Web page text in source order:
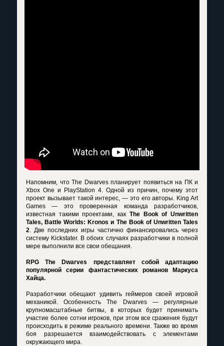
Напомним, что The Dwarves планирует появиться на ПК и
Xbox One и PlayStation 4. Одной из причин, почему этот
проект вызывает такой интерес, — это его авторы. King Art
Games — это проверенная команда разработчиков,
известная такими проектами, как The Book of Unwritten
Tales, Battle Worlds: Kronos и The Book of Unwritten Tales
2. Две последних игры частично финансировались через
систему Kickstater. В обоих случаях разработчики в полной
мере выполнили все свои обещания.
RPG The Dwarves представляет собой адаптацию
популярной серии фантастических романов Маркуса
Хайца.
Разработчики обещают удивить геймеров своей игровой
механикой. Особенность The Dwarves — регулярные
крупномасштабные битвы, в которых будет принимать
участие более сотни игроков, при этом все сражения будут
происходить в режиме реального времени. Также во время
боя разрешается взаимодействовать с элементами
окружающего мира.